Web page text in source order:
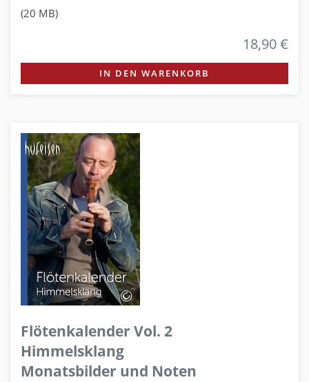
(20 MB)
18,90 €
IN DEN WARENKORB
Flötenkalender Vol. 2
Himmelsklang
Monatsbilder und Noten